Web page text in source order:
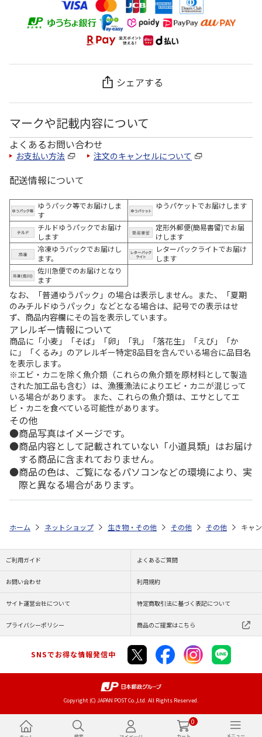
0
シェアする
マークや記載内容について
よくあるお問い合わせ
お支払い方法 注文のキャンセルについて
配送情報について
ゆうパック等でお届けしま
す
ゆうパケットでお届けします
チルドゆうパックでお届け
します
定形外郵便(簡易書留)でお届
けします
冷凍ゆうパックでお届けし
ます。
レターパックライトでお届け
します
佐川急便でのお届けとなり
ます
なお、「普通ゆうパック」の場合は表示しません。また、「夏期
のみチルドゆうパック」などとなる場合は、記号での表示はせ
ず、商品内容欄にその旨を表示しています。
アレルギー情報について
商品に「小麦」「そば」「卵」「乳」「落花生」「えび」「か
に」「くるみ」のアレルギー特定8品目を含んでいる場合に品目名
を表示します。
※エビ・カニを除く魚介類（これらの魚介類を原材料として製造
された加工品も含む）は、漁獲漁法によりエビ・カニが混じって
いる場合があります。 また、これらの魚介類は、エサとしてエ
ビ・カニを食べている可能性があります。
その他
商品写真はイメージです。
商品内容として記載されていない「小道具類」はお届け
する商品に含まれておりません。
商品の色は、ご覧になるパソコンなどの環境により、実
際と異なる場合があります。
ホーム ネットショップ 生き物・その他 その他 その他 キャ
ご利用ガイド よくあるご質問
お問い合わせ 利用規約
サイト運営会社について 特定商取引法に基づく表記について
プライバシーポリシー 商品のご提案はこちら
SNSでお得な情報発信中
Copyright (C) JAPAN POST Co.,Ltd. All Rights Reserved.